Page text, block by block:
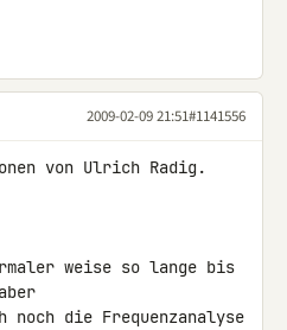
2009-02-09 21:51#1141556
von Ulrich Radig.
weise so lange bis
noch die Frequenzanalyse